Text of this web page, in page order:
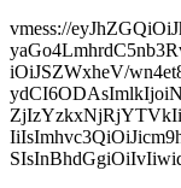
vmess://
iOiJSZWxheV/